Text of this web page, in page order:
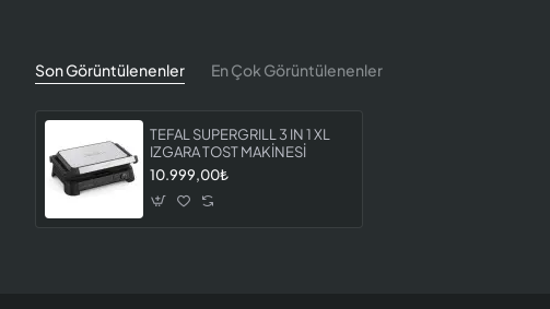
Son Görüntülenenler En Çok Görüntülenenler
TEFAL SUPERGRILL 3 IN 1 XL
IZGARA TOST MAKİNESİ
10.999,00₺